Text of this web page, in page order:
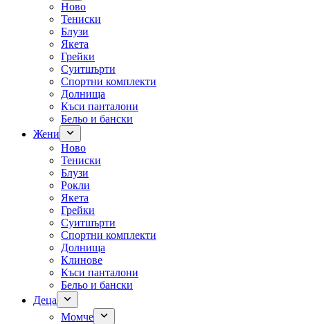
Ново
Тениски
Блузи
Якета
Грейки
Суитшърти
Спортни комплекти
Долнища
Къси панталони
Бельо и бански
Жени
Ново
Тениски
Блузи
Рокли
Якета
Грейки
Суитшърти
Спортни комплекти
Долнища
Клинове
Къси панталони
Бельо и бански
Деца
Момче